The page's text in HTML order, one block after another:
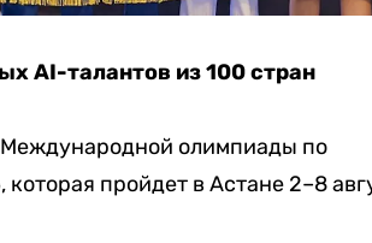
AI-талантов из 100 стран
Международной олимпиады по
пройдет в Астане 2–8